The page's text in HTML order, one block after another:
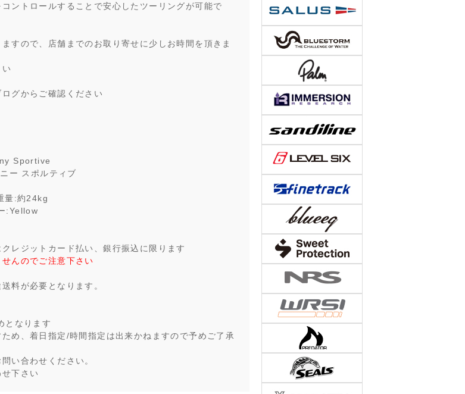
ントロールすることで安心したツーリングが可能で
すので、店舗までのお取り寄せに少しお時間を頂きま
グからご確認ください
Sportive
ー スポルティブ
量:約24kg
:Yellow
レジットカード払い、銀行振込に限ります
んのでご注意下さい
料が必要となります。
となります
め、着日指定/時間指定は出来かねますので予めご了承
い合わせください。
下さい